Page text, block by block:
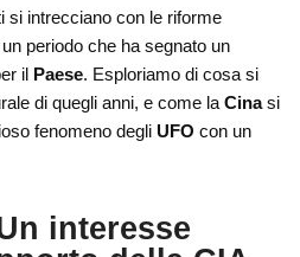
si intrecciano con le riforme
un periodo che ha segnato un
il Paese. Esploriamo di cosa si
di quegli anni, e come laCinasi
fenomeno degli UFO con un
interesse